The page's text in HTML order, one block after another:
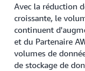
Avec la réduction
croissante, le
continuent
et du Partenaire
volumes de
de stockage de